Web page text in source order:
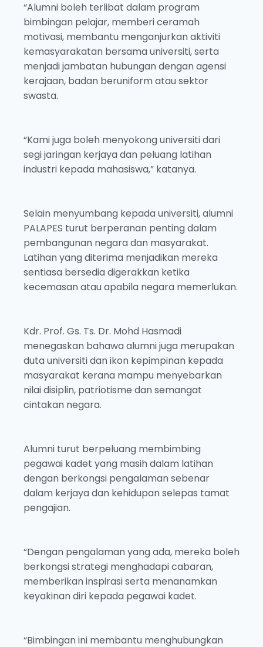
“Alumni boleh terlibat dalam program
bimbingan pelajar, memberi ceramah
motivasi, membantu menganjurkan aktiviti
kemasyarakatan bersama universiti, serta
menjadi jambatan hubungan dengan agensi
kerajaan, badan beruniform atau sektor
swasta.
“Kami juga boleh menyokong universiti dari
segi jaringan kerjaya dan peluang latihan
industri kepada mahasiswa,” katanya.
Selain menyumbang kepada universiti, alumni
PALAPES turut berperanan penting dalam
pembangunan negara dan masyarakat.
Latihan yang diterima menjadikan mereka
sentiasa bersedia digerakkan ketika
kecemasan atau apabila negara memerlukan.
Kdr. Prof. Gs. Ts. Dr. Mohd Hasmadi
menegaskan bahawa alumni juga merupakan
duta universiti dan ikon kepimpinan kepada
masyarakat kerana mampu menyebarkan
nilai disiplin, patriotisme dan semangat
cintakan negara.
Alumni turut berpeluang membimbing
pegawai kadet yang masih dalam latihan
dengan berkongsi pengalaman sebenar
dalam kerjaya dan kehidupan selepas tamat
pengajian.
“Dengan pengalaman yang ada, mereka boleh
berkongsi strategi menghadapi cabaran,
memberikan inspirasi serta menanamkan
keyakinan diri kepada pegawai kadet.
“Bimbingan ini membantu menghubungkan